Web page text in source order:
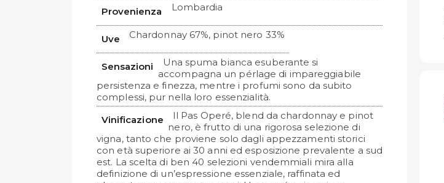
Provenienza Lombardia
Uve Chardonnay 67%, pinot nero 33%
Sensazioni
Una spuma bianca esuberante si
accompagna un pérlage di impareggiabile
persistenza e finezza, mentre i profumi sono da subito
complessi, pur nella loro essenzialità.
Vinificazione
Il Pas Operé, blend da chardonnay e pinot
nero, è frutto di una rigorosa selezione di
vigna, tanto che proviene solo dagli appezzamenti storici
con età superiore ai 30 anni ed esposizione prevalente a sud
est. La scelta di ben 40 selezioni vendemmiali mira alla
definizione di un’espressione essenziale, raffinata ed